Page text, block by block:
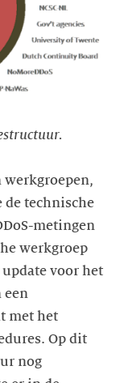
werkgroepen,
de technische
metingen
werkgroep
voor het
een
met het
Op dit
nog